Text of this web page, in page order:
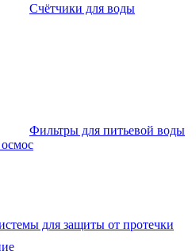
Счётчики для воды
Фильтры для питьевой воды
для защиты от протечки